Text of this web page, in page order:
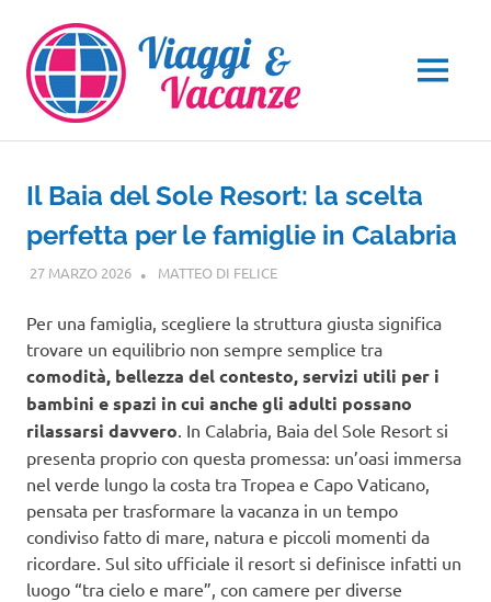
contenuto
MENU
Il Baia del Sole Resort: la scelta
perfetta per le famiglie in Calabria
27 MARZO 2026 MATTEO DI FELICECALABRIA
Per una famiglia, scegliere la struttura giusta significa
trovare un equilibrio non sempre semplice tra
comodità, bellezza del contesto, servizi utili per i
bambini e spazi in cui anche gli adulti possano
rilassarsi davvero. In Calabria, Baia del Sole Resort si
presenta proprio con questa promessa: un’oasi immersa
nel verde lungo la costa tra Tropea e Capo Vaticano,
pensata per trasformare la vacanza in un tempo
condiviso fatto di mare, natura e piccoli momenti da
ricordare. Sul sito ufficiale il resort si definisce infatti un
luogo “tra cielo e mare”, con camere per diverse